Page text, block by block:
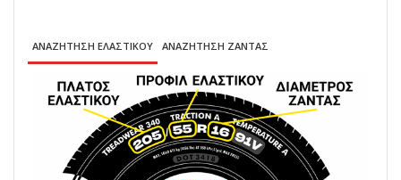
ΑΝΑΖΗΤΗΣΗ ΕΛΑΣΤΙΚΟΥ ΑΝΑΖΗΤΗΣΗ ΖΑΝΤΑΣ